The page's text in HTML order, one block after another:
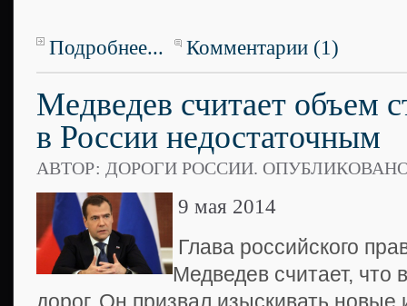
Подробнее... Комментарии (1)
Медведев считает объем
в России недостаточным
АВТОР: ДОРОГИ РОССИИ.
9 мая 2014
Глава российского
Медведев считает, что